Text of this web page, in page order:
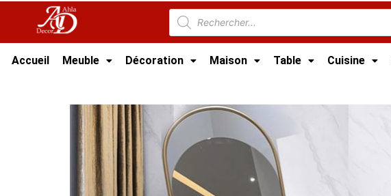
Accueil Meuble Décoration Maison Table Cuisine